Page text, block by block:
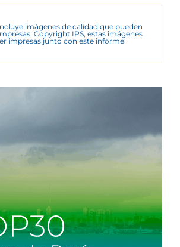
imágenes de calidad que pueden
Copyright IPS, estas imágenes
impresas junto con este informe